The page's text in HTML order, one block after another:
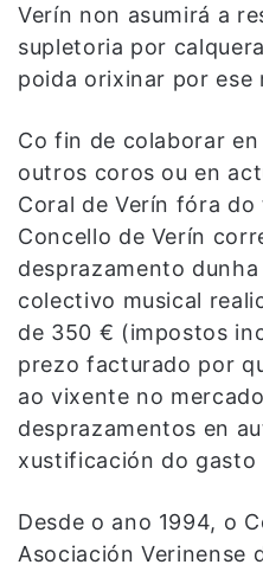
Verín non asumirá a
supletoria por
poida orixinar por ese
Co fin de colaborar
outros coros ou en
Coral de Verín fóra
Concello de Verín
desprazamento
colectivo musical
de 350 € (impostos
prezo facturado por
ao vixente no
desprazamentos en
xustificación do gasto
Desde o ano 1994, o
Asociación Verinense